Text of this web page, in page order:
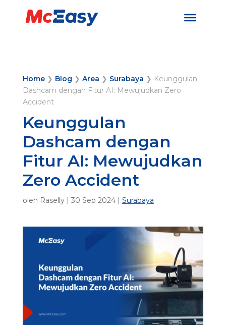
Home❯ Blog ❯ Area ❯ Surabaya ❯ Keunggulan
Dashcam dengan Fitur AI: Mewujudkan Zero
Accident
Keunggulan
Dashcam dengan
Fitur AI: Mewujudkan
Zero Accident
oleh Raselly| 30 Sep 2024| Surabaya